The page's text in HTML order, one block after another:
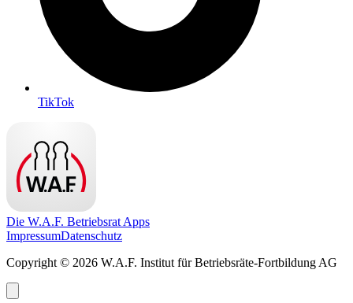
TikTok
Die W.A.F. Betriebsrat Apps
ImpressumDatenschutz
Copyright © 2026 W.A.F. Institut für Betriebsräte-Fortbildung AG